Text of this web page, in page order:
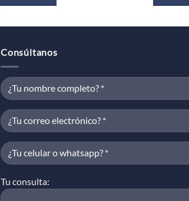
Consúltanos
Tu consulta: